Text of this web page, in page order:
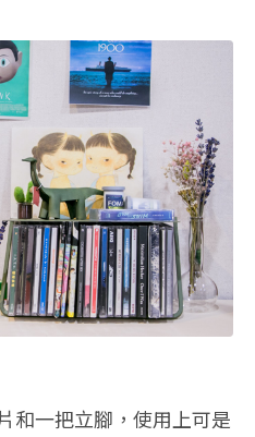
和一把立腳，使用上可是